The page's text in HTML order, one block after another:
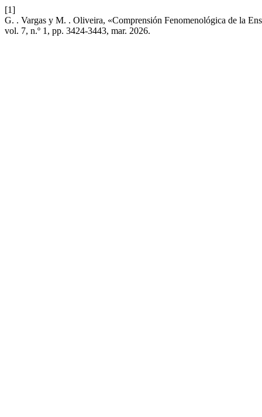
[1]
G. . Vargas y M. . Oliveira, «Comprensión Fenomenológica de la
vol. 7, n.º 1, pp. 3424-3443, mar. 2026.